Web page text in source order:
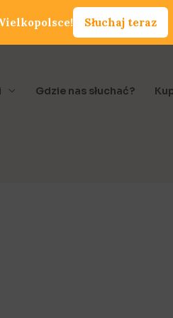
Gdzie nas słuchać?
Słuchaj teraz